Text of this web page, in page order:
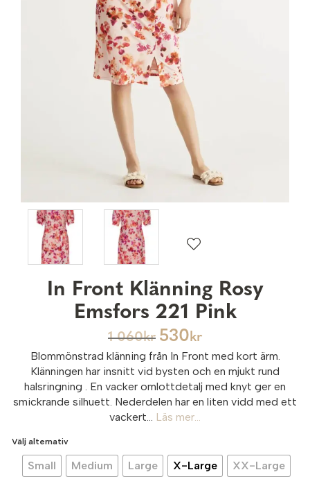
In Front Klänning Rosy
Emsfors 221 Pink
1 060kr 530 kr
Blommönstrad klänning från In Front med kort ärm.
Klänningen har insnitt vid bysten och en mjukt rund
halsringning . En vacker omlottdetalj med knyt ger en
smickrande silhuett. Nederdelen har en liten vidd med ett
vackert...
Läs mer...
Välj alternativ
Small Medium Large X-Large XX-Large